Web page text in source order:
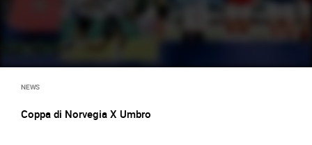
NEWS
Coppa di Norvegia X Umbro